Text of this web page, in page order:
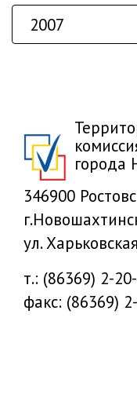
города
346900
ул.
т.: (86369) 2-
факс: (86369)